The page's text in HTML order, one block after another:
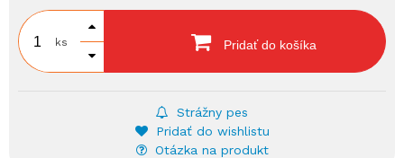
ks Pridať do košíka
Strážny pes
Pridať do wishlistu
Otázka na produkt